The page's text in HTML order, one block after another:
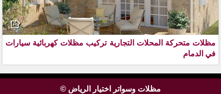
مظلات متحركة المحلات التجارية تركيب مظلات كهربائية سيارات
في الدمام
مظلات وسواتر اختيار الرياض ©